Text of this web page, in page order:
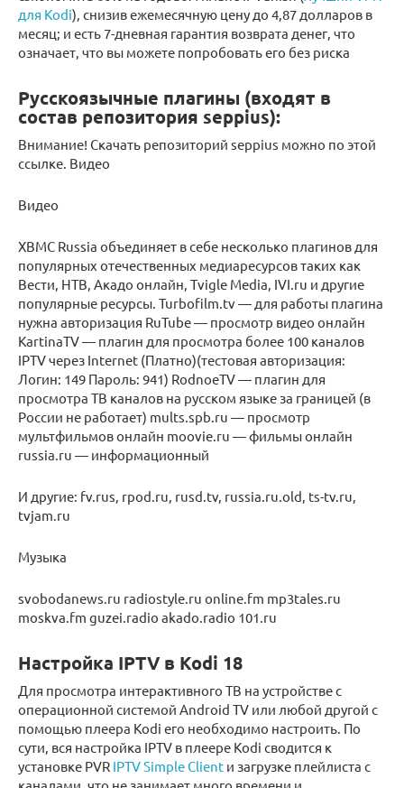
для Kodi), снизив ежемесячную цену до 4,87 долларов в
месяц; и есть 7-дневная гарантия возврата денег, что
означает, что вы можете попробовать его без риска
Русскоязычные плагины (входят в
состав репозитория seppius):
Внимание! Скачать репозиторий seppius можно по этой
ссылке. Видео
Видео
XBMC Russia объединяет в себе несколько плагинов для
популярных отечественных медиаресурсов таких как
Вести, НТВ, Акадо онлайн, Tvigle Media, IVI.ru и другие
популярные ресурсы. Turbofilm.tv — для работы плагина
нужна авторизация RuTube — просмотр видео онлайн
KartinaTV — плагин для просмотра более 100 каналов
IPTV через Internet (Платно)(тестовая авторизация:
Логин: 149 Пароль: 941) RodnoeTV — плагин для
просмотра ТВ каналов на русском языке за границей (в
России не работает) mults.spb.ru — просмотр
мультфильмов онлайн moovie.ru — фильмы онлайн
russia.ru — информационный
И другие: fv.rus, rpod.ru, rusd.tv, russia.ru.old, ts-tv.ru,
tvjam.ru
Музыка
svobodanews.ru radiostyle.ru online.fm mp3tales.ru
moskva.fm guzei.radio akado.radio 101.ru
Настройка IPTV в Kodi 18
Для просмотра интерактивного ТВ на устройстве с
операционной системой Android TV или любой другой с
помощью плеера Kodi его необходимо настроить. По
сути, вся настройка IPTV в плеере Kodi сводится к
установке PVR IPTV Simple Client и загрузке плейлиста с